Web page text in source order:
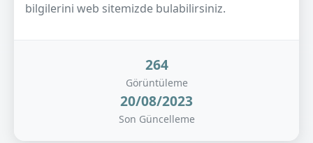
bilgilerini web sitemizde bulabilirsiniz.
264
Görüntüleme
20/08/2023
Son Güncelleme